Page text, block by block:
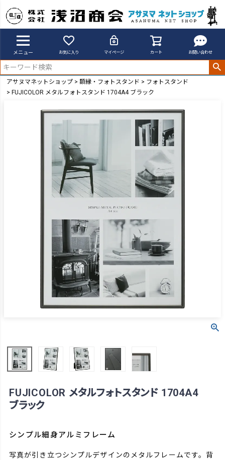
メニュー お気に入り マイページ カート お問い合わせ
アサヌマネットショップ 額縁・フォトスタンド
フォトスタンド
FUJICOLOR メタルフォトスタンド 1704A4 ブラック
FUJICOLOR メタルフォトスタンド 1704A4
ブラック
シンプル細身アルミフレーム
写真が引き立つシンプルデザインのメタルフレームです。背